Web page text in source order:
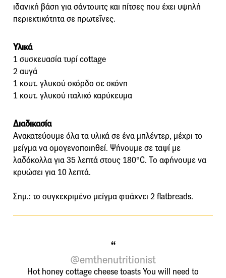
ιδανική βάση για σάντουιτς και πίτσες που έχει υψηλή
περιεκτικότητα σε πρωτεΐνες.
Υλικά
1 συσκευασία τυρί cottage
2 αυγά
1 κουτ. γλυκού σκόρδο σε σκόνη
1 κουτ. γλυκού ιταλικό καρύκευμα
Διαδικασία
Ανακατεύουμε όλα τα υλικά σε ένα μπλέντερ, μέχρι το
μείγμα να ομογενοποιηθεί. Ψήνουμε σε ταψί με
λαδόκολλα για 35 λεπτά στους 180°C. Το αφήνουμε να
κρυώσει για 10 λεπτά.
Σημ.: το συγκεκριμένο μείγμα φτιάχνει 2 flatbreads.
@emthenutritionist
Hot honey cottage cheese toasts You will need to